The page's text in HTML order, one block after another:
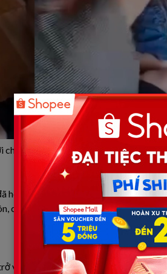
trai đang khiến mạng xã hội “dậy
hoàn tất thủ tục ly hôn từ cuối năm
chị là người trực tiếp nuôi dưỡng bé
về nhà chồng cũ với mong muốn được